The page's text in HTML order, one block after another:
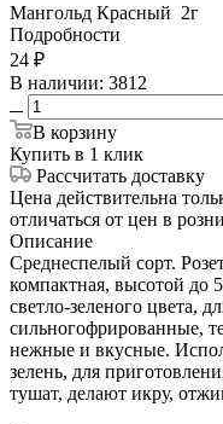
Мангольд Красный 2г
Подробности
24 ₽
В наличии: 3812
В корзину
Купить в 1 клик
Рассчитать доставку
Цена действительна
отличаться от цен в
Описание
Cреднеспелый сорт.
компактная, высотой до
светло-зеленого цвета,
сильногофрированные,
нежные и вкусные.
зелень, для
тушат, делают икру,